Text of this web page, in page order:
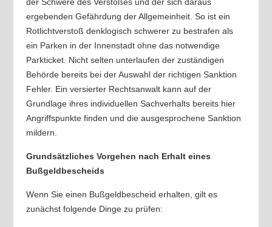
ergebenden Gefährdung der Allgemeinheit. So ist ein
Rotlichtverstoß denklogisch schwerer zu bestrafen als
ein Parken in der Innenstadt ohne das notwendige
Parkticket. Nicht selten unterlaufen der zuständigen
Behörde bereits bei der Auswahl der richtigen Sanktion
Fehler. Ein versierter Rechtsanwalt kann auf der
Grundlage ihres individuellen Sachverhalts bereits hier
Angriffspunkte finden und die ausgesprochene Sanktion
mildern.
Grundsätzliches Vorgehen nach Erhalt eines
Bußgeldbescheids
Wenn Sie einen Bußgeldbescheid erhalten, gilt es
zunächst folgende Dinge zu prüfen: